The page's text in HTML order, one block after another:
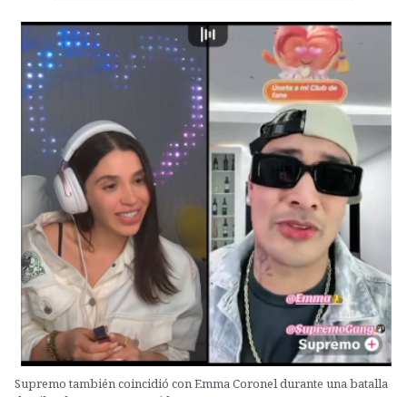
Supremo también coincidió con Emma Coronel durante una batalla